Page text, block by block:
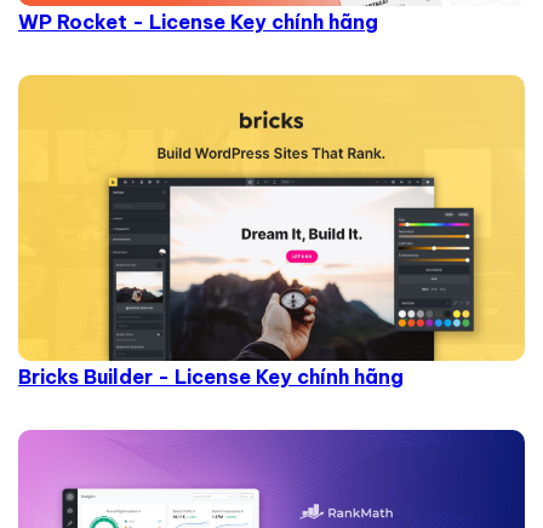
WP Rocket - License Key chính hãng
Bricks Builder - License Key chính hãng